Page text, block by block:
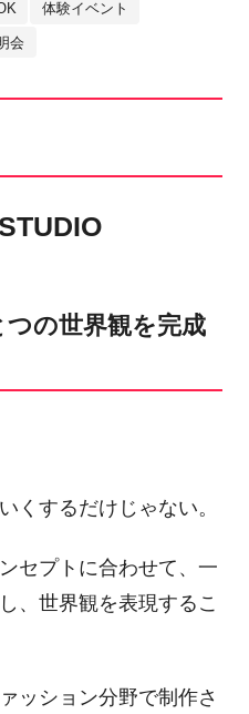
体験イベント
会
の世界観を完成
くするだけじゃない。
セプトに合わせて、一
、世界観を表現するこ
ッション分野で制作さ